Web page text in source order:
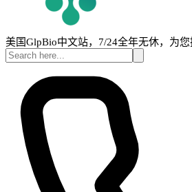
美国GlpBio中文站，7/24全年无休，为